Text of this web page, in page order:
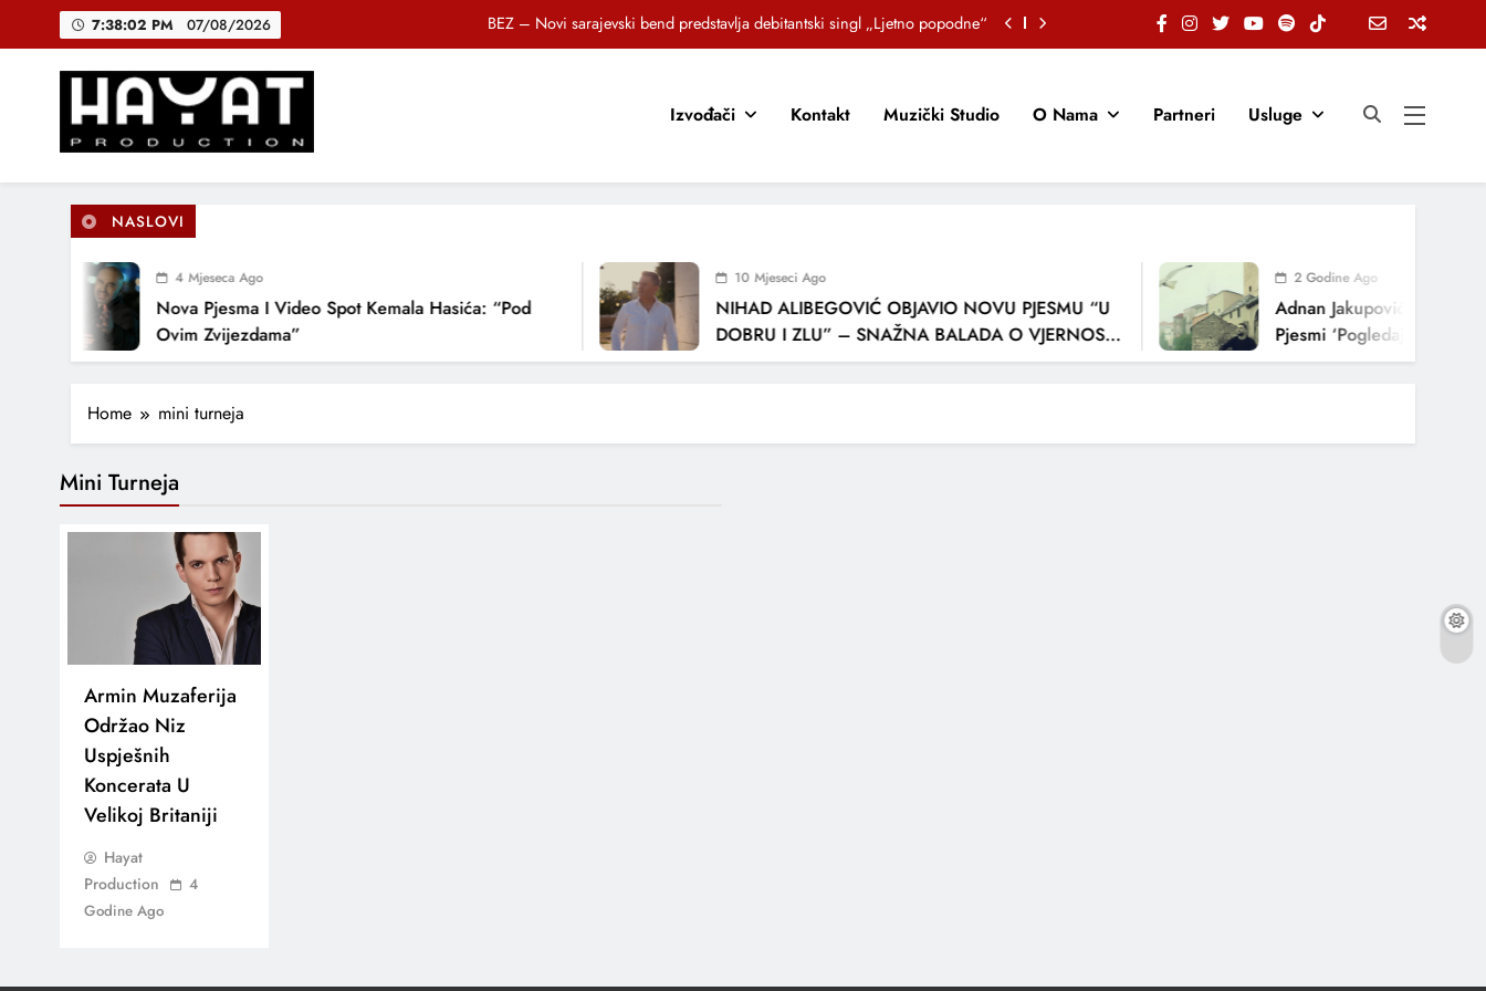
7:38:02 PM 07/08/2026
BEZ – Novi sarajevski bend predstavlja debitantski singl „Ljetno popodne“
DJEČIJI HOR SUNCOKRETI KROZ PJESMU POZVALI MALIŠANE NA DOBRE NAVIKE
DJEČIJI HOR SUNCOKRETI KROZ PJESMU POZVALI MALIŠANE NA DOBRE NAVIKE
Hayat Production
Promocija domaće muzike
Izvođači Kontakt Muzički Studio O Nama Partneri Usluge
NASLOVI
4 Mjeseca Ago
Nova Pjesma I Video Spot Kemala Hasića: “Pod
Ovim Zvijezdama”
10 Mjeseci Ago
NIHAD ALIBEGOVIĆ OBJAVIO NOVU PJESMU “U
DOBRU I ZLU” – SNAŽNA BALADA O VJERNOSTI,
LJUBAVI I VREMENU KOJE NAS MIJENJA
2 Godine Ago
Adnan Jakupović Donosi
Pjesmi ‘Pogledaj Me’
Home mini turneja
Mini Turneja
Armin Muzaferija
Održao Niz
Uspješnih
Koncerata U
Velikoj Britaniji
Hayat
Production
4
Godine Ago